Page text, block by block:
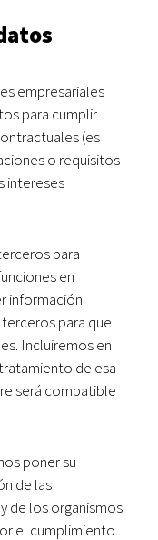
empresariales
para cumplir
(es
o requisitos
intereses
para
en
información
para que
Incluiremos en
de esa
será compatible
poner su
de las
de los organismos
el cumplimiento